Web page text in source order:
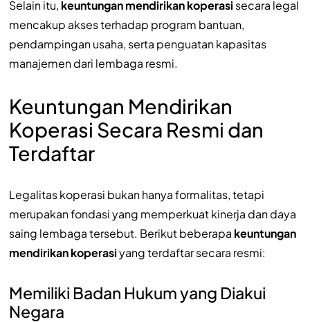
Selain itu, keuntungan mendirikan koperasi secara legal
mencakup akses terhadap program bantuan,
pendampingan usaha, serta penguatan kapasitas
manajemen dari lembaga resmi.
Keuntungan Mendirikan
Koperasi Secara Resmi dan
Terdaftar
Legalitas koperasi bukan hanya formalitas, tetapi
merupakan fondasi yang memperkuat kinerja dan daya
saing lembaga tersebut. Berikut beberapa keuntungan
mendirikan koperasiyang terdaftar secara resmi:
Memiliki Badan Hukum yang Diakui
Negara